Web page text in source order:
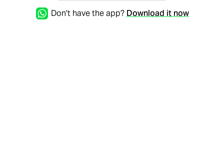
Don't have the app? Download it now